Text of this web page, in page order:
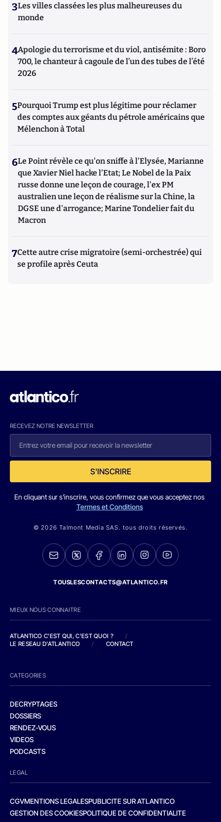
3Les villes classées les plus malheureuses du
monde
4Apologie du terrorisme et du viol, antisémite : Boro
700, le chanteur à cagoule de l’un des tubes de l’été
2026
5Pourquoi Trump est plus légitime pour réclamer
des comptes aux géants du pétrole américains que
Mélenchon à Total
6Le Point révèle ce qu'on sniffe à l'Elysée, Marianne
que Xavier Niel hacke l'Etat; Le Nobel de la Paix
russe donne une leçon de courage, l'ex PM
australien une leçon de réalisme sur la Chine, la
DGSE une d'arrogance; Marine Tondelier fait du
Macron
7Cette autre crise migratoire (semi-orchestrée) qui
se profile après Ceuta
RECEVEZ NOTRE NEWSLETTER
S'INSCRIRE
En cliquant sur s'inscrire, vous confirmez que vous acceptez nos
Termes et Conditions
© 2026 Talmont Media SAS. tous droits réservés.
TOUSLESCONTACTS@ATLANTICO.FR
MIEUX NOUS CONNAITRE
ATLANTICO C'EST QUI, C'EST QUOI ?
/
LE RESEAU D'ATLANTICO
/ CONTACT
CATEGORIES
DECRYPTAGES
DOSSIERS
RENDEZ-VOUS
VIDEOS
PODCASTS
LEGAL
CGVMENTIONS LEGALESPUBLICITE SUR ATLANTICO
GESTION DES COOKIESPOLITIQUE DE CONFIDENTIALITE